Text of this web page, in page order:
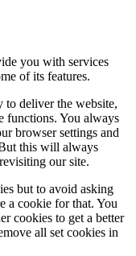
you with services
of its features.
to deliver the website,
functions. You always
browser settings and
this will always
our site.
but to avoid asking
a cookie for that. You
cookies to get a better
all set cookies in